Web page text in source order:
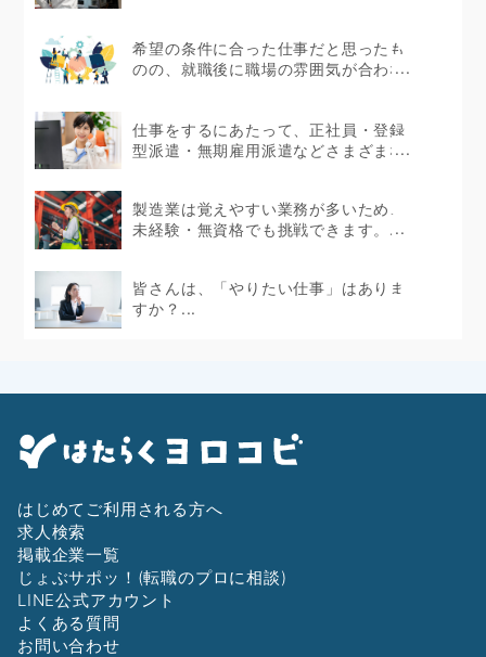
希望の条件に合った仕事だと思ったも
のの、就職後に職場の雰囲気が合わな
仕事をするにあたって、正社員・登録
型派遣・無期雇用派遣などさまざまな
製造業は覚えやすい業務が多いため、
未経験・無資格でも挑戦できます。...
皆さんは、「やりたい仕事」はありま
すか？...
はじめてご利用される方へ
求人検索
掲載企業一覧
じょぶサポッ！(転職のプロに相談)
LINE公式アカウント
よくある質問
お問い合わせ